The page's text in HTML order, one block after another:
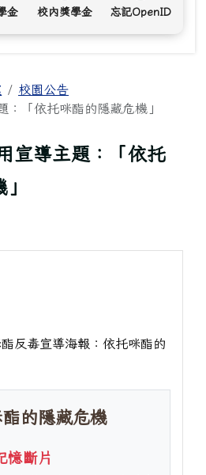
金 校內獎學金 忘記OpenID
校園公告
：「依托咪酯的隱藏危機」
宣導主題：「依托
的隱藏危機
憶斷片